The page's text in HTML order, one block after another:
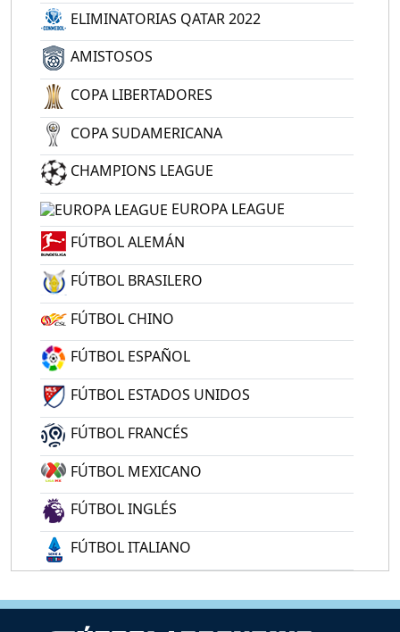
ELIMINATORIAS QATAR 2022
AMISTOSOS
COPA LIBERTADORES
COPA SUDAMERICANA
CHAMPIONS LEAGUE
EUROPA LEAGUE
FÚTBOL ALEMÁN
FÚTBOL BRASILERO
FÚTBOL CHINO
FÚTBOL ESPAÑOL
FÚTBOL ESTADOS UNIDOS
FÚTBOL FRANCÉS
FÚTBOL MEXICANO
FÚTBOL INGLÉS
FÚTBOL ITALIANO